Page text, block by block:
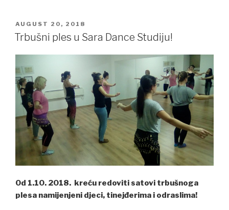
POSTED
ON
AUGUST 20, 2018
Trbušni ples u Sara Dance Studiju!
Od 1.10. 2018. kreću redoviti satovi trbušnoga
plesa namijenjeni djeci, tinejđerima i odraslima!